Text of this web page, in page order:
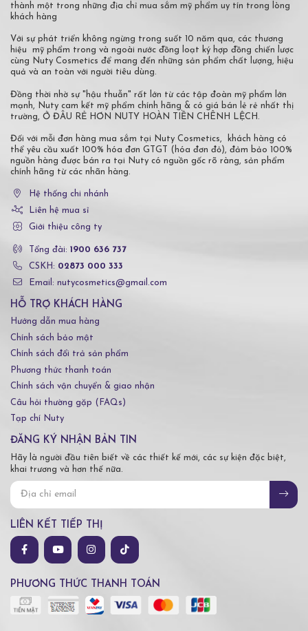
thành một trong những địa chỉ mua sắm mỹ phẩm uy tín trong lòng
khách hàng
Với sự phát triển không ngừng trong suốt 10 năm qua, các thương
hiệu mỹ phẩm trong và ngoài nước đồng loạt ký hợp đồng chiến lược
cùng Nuty Cosmetics để mang đến những sản phẩm chất lượng, hiệu
quả và an toàn với người tiêu dùng.
Đồng thời nhờ sự "hậu thuẫn" rất lớn từ các tập đoàn mỹ phẩm lớn
mạnh, Nuty cam kết mỹ phẩm chính hãng & có giá bán lẻ rẻ nhất thị
trường, Ở ĐÂU RẺ HƠN NUTY HOÀN TIỀN CHÊNH LỆCH.
Đối với mỗi đơn hàng mua sắm tại Nuty Cosmetics, khách hàng có
thể yêu cầu xuất 100% hóa đơn GTGT (hóa đơn đỏ), đảm bảo 100%
nguồn hàng được bán ra tại Nuty có nguồn gốc rõ ràng, sản phẩm
chính hãng từ các nhãn hàng.
Hệ thống chi nhánh
Liên hệ mua sỉ
Giới thiệu công ty
Tổng đài: 1900 636 737
CSKH: 02873 000 333
Email: nutycosmetics@gmail.com
HỖ TRỢ KHÁCH HÀNG
Hướng dẫn mua hàng
Chính sách bảo mật
Chính sách đổi trả sản phẩm
Phương thức thanh toán
Chính sách vận chuyển & giao nhận
Câu hỏi thường gặp (FAQs)
Tạp chí Nuty
ĐĂNG KÝ NHẬN BẢN TIN
Hãy là người đầu tiên biết về các thiết kế mới, các sự kiện đặc biệt,
khai trương và hơn thế nữa.
LIÊN KẾT TIẾP THỊ
PHƯƠNG THỨC THANH TOÁN